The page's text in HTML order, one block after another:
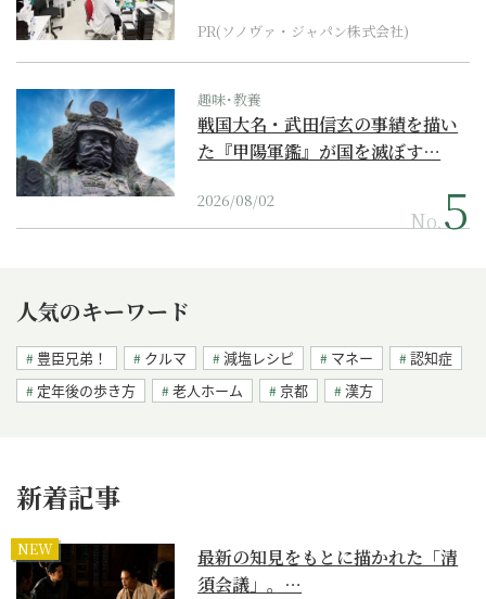
PR(ソノヴァ・ジャパン株式会社)
趣味･教養
戦国大名・武田信玄の事績を描い
た『甲陽軍鑑』が国を滅ぼす…
2026/08/02
No.
人気のキーワード
豊臣兄弟！ クルマ 減塩レシピ マネー
認知症
定年後の歩き方
老人ホーム 京都 漢方
新着記事
NEW
最新の知見をもとに描かれた「清
須会議」。…